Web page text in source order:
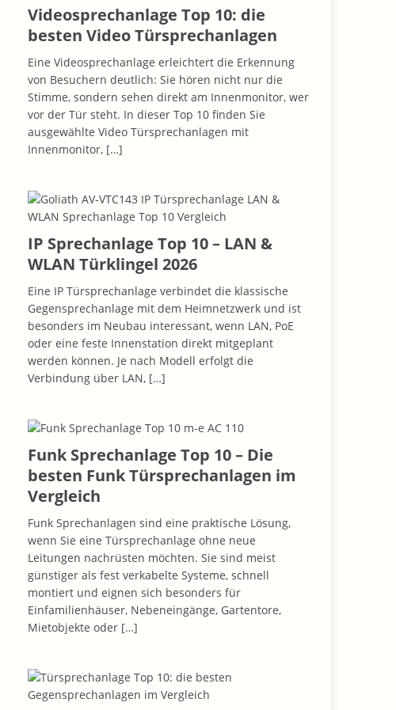
Videosprechanlage Top 10: die
besten Video Türsprechanlagen
Eine Videosprechanlage erleichtert die Erkennung
von Besuchern deutlich: Sie hören nicht nur die
Stimme, sondern sehen direkt am Innenmonitor, wer
vor der Tür steht. In dieser Top 10 finden Sie
ausgewählte Video Türsprechanlagen mit
Innenmonitor, […]
IP Sprechanlage Top 10 – LAN &
WLAN Türklingel 2026
Eine IP Türsprechanlage verbindet die klassische
Gegensprechanlage mit dem Heimnetzwerk und ist
besonders im Neubau interessant, wenn LAN, PoE
oder eine feste Innenstation direkt mitgeplant
werden können. Je nach Modell erfolgt die
Verbindung über LAN, […]
Funk Sprechanlage Top 10 – Die
besten Funk Türsprechanlagen im
Vergleich
Funk Sprechanlagen sind eine praktische Lösung,
wenn Sie eine Türsprechanlage ohne neue
Leitungen nachrüsten möchten. Sie sind meist
günstiger als fest verkabelte Systeme, schnell
montiert und eignen sich besonders für
Einfamilienhäuser, Nebeneingänge, Gartentore,
Mietobjekte oder […]